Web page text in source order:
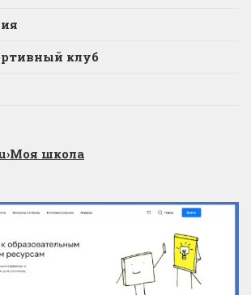
клуб
›Моя школа